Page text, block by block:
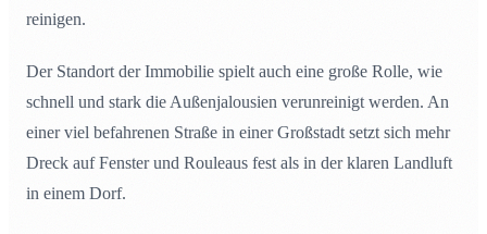
reinigen.
Der Standort der Immobilie spielt auch eine große Rolle, wie
schnell und stark die Außenjalousien verunreinigt werden. An
einer viel befahrenen Straße in einer Großstadt setzt sich mehr
Dreck auf Fenster und Rouleaus fest als in der klaren Landluft
in einem Dorf.